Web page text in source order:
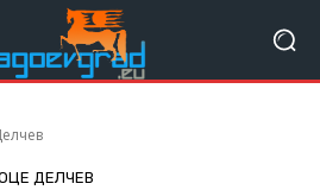
ДЕЛЧЕВ